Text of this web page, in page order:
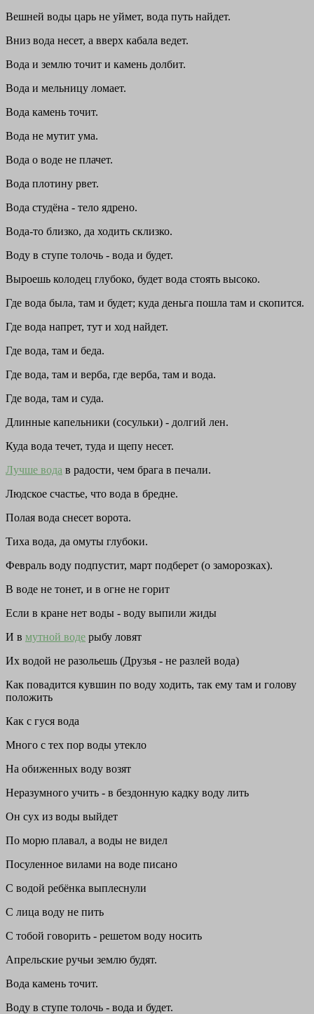
Вешней воды царь не уймет, вода путь найдет.
Вниз вода несет, а вверх кабала ведет.
Вода и землю точит и камень долбит.
Вода и мельницу ломает.
Вода камень точит.
Вода не мутит ума.
Вода о воде не плачет.
Вода плотину рвет.
Вода студёна - тело ядрено.
Вода-то близко, да ходить склизко.
Воду в ступе толочь - вода и будет.
Выроешь колодец глубоко, будет вода стоять высоко.
Где вода была, там и будет; куда деньга пошла там и скопится.
Где вода напрет, тут и ход найдет.
Где вода, там и беда.
Где вода, там и верба, где верба, там и вода.
Где вода, там и суда.
Длинные капельники (сосульки) - долгий лен.
Куда вода течет, туда и щепу несет.
Лучше вода в радости, чем брага в печали.
Людское счастье, что вода в бредне.
Полая вода снесет ворота.
Тиха вода, да омуты глубоки.
Февраль воду подпустит, март подберет (о заморозках).
В воде не тонет, и в огне не горит
Если в кране нет воды - воду выпили жиды
И в мутной воде рыбу ловят
Их водой не разольешь (Друзья - не разлей вода)
Как повадится кувшин по воду ходить, так ему там и голову
положить
Как с гуся вода
Много с тех пор воды утекло
На обиженных воду возят
Неразумного учить - в бездонную кадку воду лить
Он сух из воды выйдет
По морю плавал, а воды не видел
Посуленное вилами на воде писано
С водой ребёнка выплеснули
С лица воду не пить
С тобой говорить - решетом воду носить
Апрельские ручьи землю будят.
Вода камень точит.
Воду в ступе толочь - вода и будет.